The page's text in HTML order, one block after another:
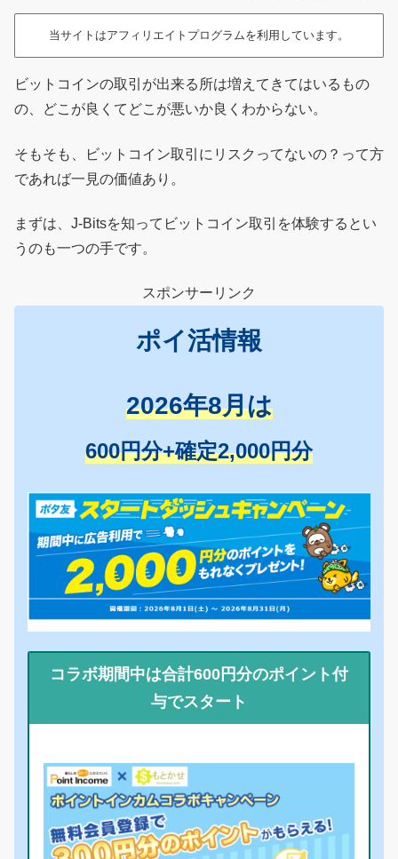
当サイトはアフィリエイトプログラムを利用しています。
ビットコインの取引が出来る所は増えてきてはいるもの
の、どこが良くてどこが悪いか良くわからない。
そもそも、ビットコイン取引にリスクってないの？って方
であれば一見の価値あり。
まずは、J-Bitsを知ってビットコイン取引を体験するとい
うのも一つの手です。
スポンサーリンク
ポイ活情報
2026年8月は
600円分+確定2,000円分
コラボ期間中は合計600円分のポイント付
与でスタート